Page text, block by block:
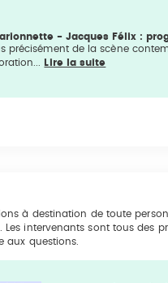
- Jacques Félix :
précisément de la scène
Lire la suite
à destination de toute
intervenants sont tous des
aux questions.